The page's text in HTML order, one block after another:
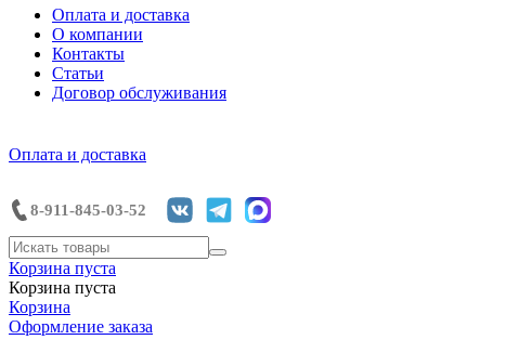
Оплата и доставка
О компании
Контакты
Статьи
Договор обслуживания
Оплата и доставка
8-911-845-03-52
Корзина пуста
Корзина пуста
Корзина
Оформление заказа